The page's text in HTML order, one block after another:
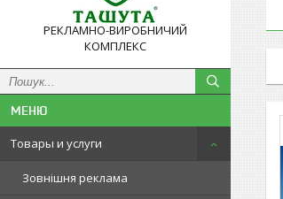
РЕКЛАМНО-ВИРОБНИЧИЙ
КОМПЛЕКС
Товары и услуги
Зовнішня реклама